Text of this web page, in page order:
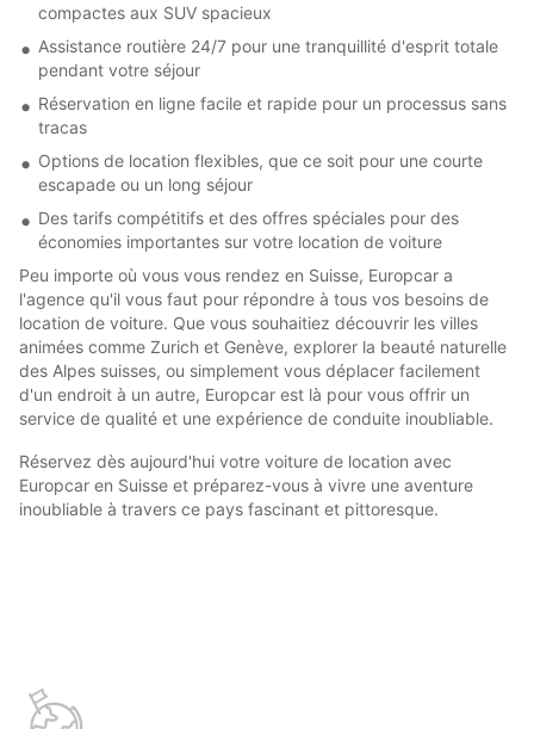
compactes aux SUV spacieux
Assistance routière 24/7 pour une tranquillité d'esprit totale
pendant votre séjour
Réservation en ligne facile et rapide pour un processus sans
tracas
Options de location flexibles, que ce soit pour une courte
escapade ou un long séjour
Des tarifs compétitifs et des offres spéciales pour des
économies importantes sur votre location de voiture
Peu importe où vous vous rendez en Suisse, Europcar a
l'agence qu'il vous faut pour répondre à tous vos besoins de
location de voiture. Que vous souhaitiez découvrir les villes
animées comme Zurich et Genève, explorer la beauté naturelle
des Alpes suisses, ou simplement vous déplacer facilement
d'un endroit à un autre, Europcar est là pour vous offrir un
service de qualité et une expérience de conduite inoubliable.
Réservez dès aujourd'hui votre voiture de location avec
Europcar en Suisse et préparez-vous à vivre une aventure
inoubliable à travers ce pays fascinant et pittoresque.